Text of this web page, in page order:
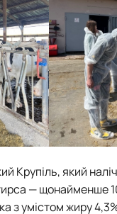
Крупіль, який
— щонайменше
з умістом жиру